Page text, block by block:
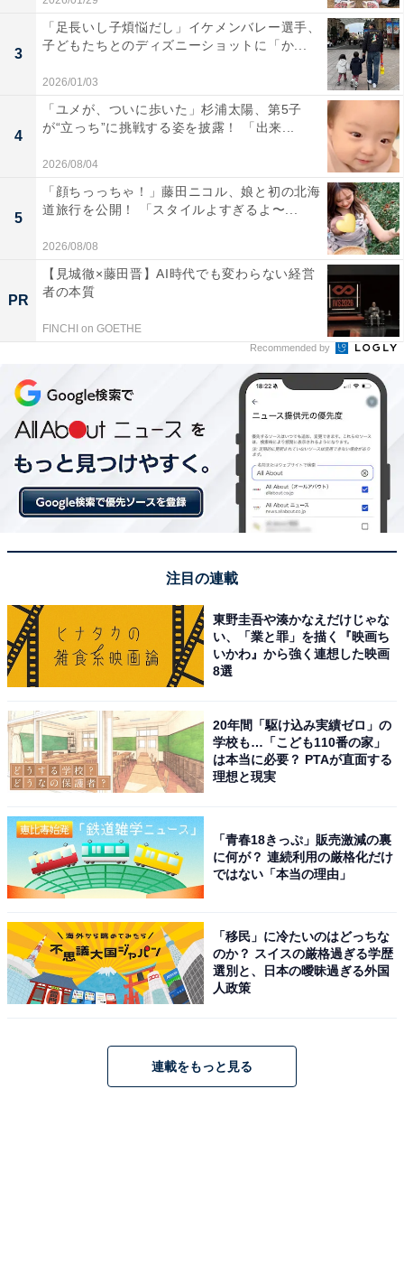
3
「足長いし子煩悩だし」イケメンバレー選手、
子どもたちとのディズニーショットに「か...
2026/01/03
4
「ユメが、ついに歩いた」杉浦太陽、第5子
が“立っち”に挑戦する姿を披露！ 「出来...
2026/08/04
5
「顔ちっっちゃ！」藤田ニコル、娘と初の北海
道旅行を公開！ 「スタイルよすぎるよ〜...
2026/08/08
PR
【見城徹×藤田晋】AI時代でも変わらない経営
者の本質
FINCHI on GOETHE
Recommended by
注目の連載
東野圭吾や湊かなえだけじゃな
い、「業と罪」を描く『映画ち
いかわ』から強く連想した映画
8選
20年間「駆け込み実績ゼロ」の
学校も…「こども110番の家」
は本当に必要？ PTAが直面する
理想と現実
「青春18きっぷ」販売激減の裏
に何が？ 連続利用の厳格化だけ
ではない「本当の理由」
「移民」に冷たいのはどっちな
のか？ スイスの厳格過ぎる学歴
選別と、日本の曖昧過ぎる外国
人政策
連載をもっと見る